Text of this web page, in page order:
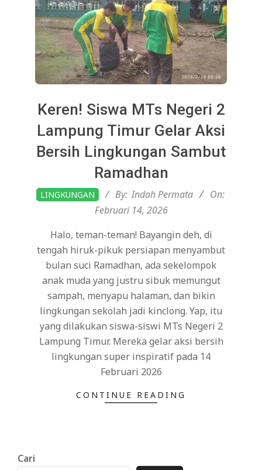
Keren! Siswa MTs Negeri 2
Lampung Timur Gelar Aksi
Bersih Lingkungan Sambut
Ramadhan
2026-
02-
LINGKUNGAN By: Indah Permata
On:
Februari 14, 2026
Halo, teman-teman! Bayangin deh, di
tengah hiruk-pikuk persiapan menyambut
bulan suci Ramadhan, ada sekelompok
anak muda yang justru sibuk memungut
sampah, menyapu halaman, dan bikin
lingkungan sekolah jadi kinclong. Yap, itu
yang dilakukan siswa-siswi MTs Negeri 2
Lampung Timur. Mereka gelar aksi bersih
lingkungan super inspiratif pada 14
Februari 2026
CONTINUE READING
Cari